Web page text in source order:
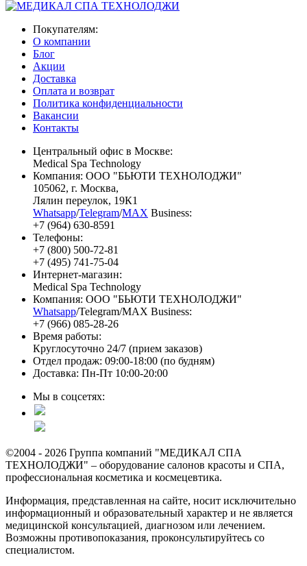
Покупателям:
О компании
Блог
Акции
Доставка
Оплата и возврат
Политика конфиденциальности
Вакансии
Контакты
Центральный офис в Москве:
Medical Spa Technology
Компания: ООО "БЬЮТИ ТЕХНОЛОДЖИ"
105062, г. Москва,
Лялин переулок, 19К1
Whatsapp/Telegram/MAX Business:
+7 (964) 630-8591
Телефоны:
+7 (800) 500-72-81
+7 (495) 741-75-04
Интернет-магазин:
Medical Spa Technology
Компания: ООО "БЬЮТИ ТЕХНОЛОДЖИ"
Whatsapp/Telegram/MAX Business:
+7 (966) 085-28-26
Время работы:
Круглосуточно 24/7 (прием заказов)
Отдел продаж: 09:00-18:00 (по будням)
Доставка: Пн-Пт 10:00-20:00
Мы в соцсетях:
©2004 - 2026 Группа компаний "МЕДИКАЛ СПА
ТЕХНОЛОДЖИ" – оборудование салонов красоты и СПА,
профессиональная косметика и космецевтика.
Информация, представленная на сайте, носит исключительно
информационный и образовательный характер и не является
медицинской консультацией, диагнозом или лечением.
Возможны противопоказания, проконсультируйтесь со
специалистом.